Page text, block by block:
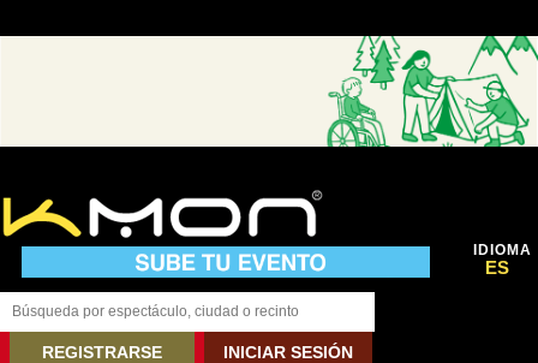
IDIOMA
ES
REGISTRARSE INICIAR SESIÓN